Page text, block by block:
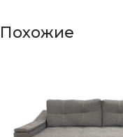
Похожие